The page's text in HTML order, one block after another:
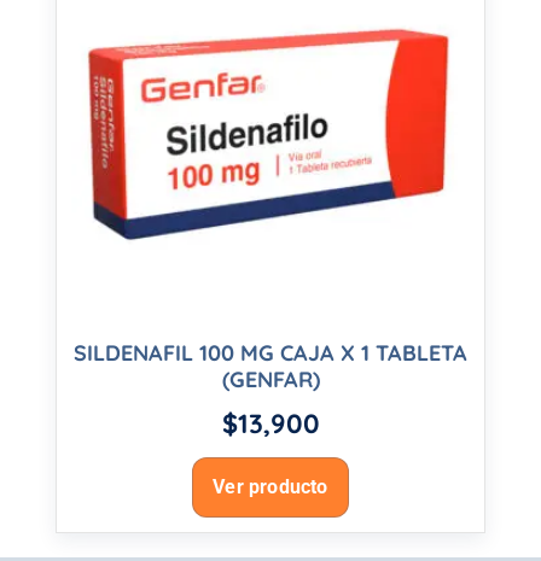
SILDENAFIL 100 MG CAJA X 1 TABLETA
(GENFAR)
$13,900
Ver producto